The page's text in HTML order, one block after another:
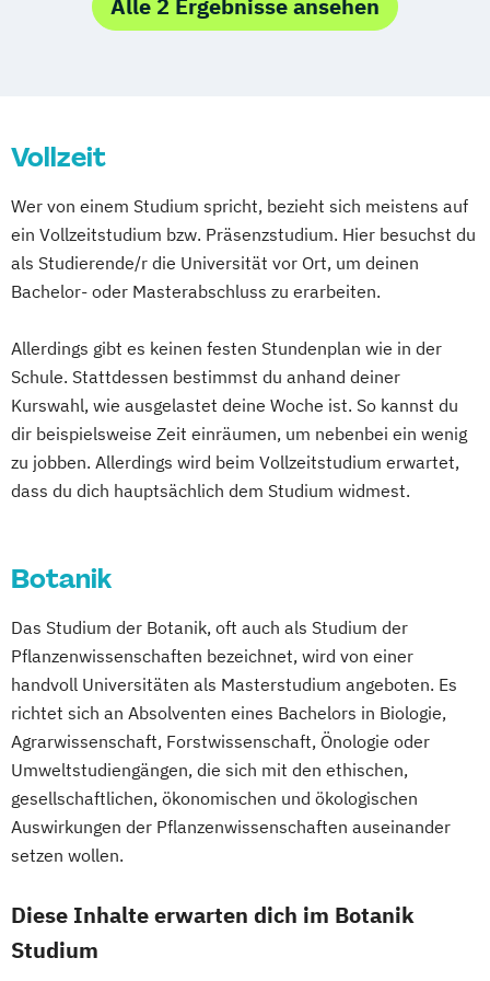
School in Nanobiotechnology (IGS-
Wirtschaftswissenschaften
Water and Biodiversity (ENVEURO)
Forstwirtschaft Forstwissenschaften
Green Building Engineering
Holz- und Naturfasertechnologie
Horticultural Sciences
Kulturtechnik und Wasserwirtschaft
Landschaftsplanung und
Landschaftsarchitektur
Lebensmittel- und Biotechnologie
Limnology & Wetland Management
Natural Resources Management and
Nutzpflanzenwissenschaften
Nutztierwissenschaften
Organic Agricultural Systems and
Agroecology
Organic Agricultural Systems and
Agroecology (Englisch)
PhD-Studium Biomolecular Technology of
Proteins (BioToP)
und kognitive Sprachwissenschaft
Angewandte Linguistik
Anthropologie
Arabische Welt: Sprache und Gesellschaft
Astronomie
Bewegung und Sport (Lehramt)
Bildungswissenschaft
Bioinformatik
Biologie
Biologie und Umweltkunde (Lehramt)
Biologische Chemie
Bosnisch/Kroatisch/Serbisch (Lehramt)
Transnational Processes
Chemie
Chemie (Lehramt)
Chemie und Technologie der Materialien
Communication Science
Computational Science
Darstellende Geometrie (Lehramt)
Deutsch (Lehramt)
Deutsch als Fremd- und Zweitsprache
Deutsche Philologie Deutsche Philologie
Drug Discovery and Development
Ecology and Ecosystems
Englisch (Lehramt)
Alle 2 Ergebnisse ansehen
Vollzeit
Wer von einem Studium spricht, bezieht sich meistens auf
ein Vollzeitstudium bzw. Präsenzstudium. Hier besuchst du
als Studierende/r die Universität vor Ort, um deinen
Bachelor- oder Masterabschluss zu erarbeiten.
Allerdings gibt es keinen festen Stundenplan wie in der
Schule. Stattdessen bestimmst du anhand deiner
Kurswahl, wie ausgelastet deine Woche ist. So kannst du
dir beispielsweise Zeit einräumen, um nebenbei ein wenig
zu jobben. Allerdings wird beim Vollzeitstudium erwartet,
dass du dich hauptsächlich dem Studium widmest.
Botanik
Das Studium der Botanik, oft auch als Studium der
Pflanzenwissenschaften bezeichnet, wird von einer
handvoll Universitäten als Masterstudium angeboten. Es
richtet sich an Absolventen eines Bachelors in Biologie,
Agrarwissenschaft, Forstwissenschaft, Önologie oder
Umweltstudiengängen, die sich mit den ethischen,
gesellschaftlichen, ökonomischen und ökologischen
Auswirkungen der Pflanzenwissenschaften auseinander
setzen wollen.
Diese Inhalte erwarten dich im Botanik
Studium